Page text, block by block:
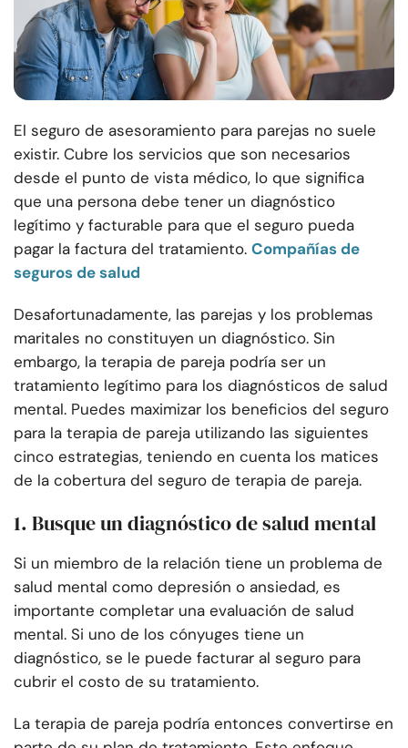
El seguro de asesoramiento para parejas no suele
existir. Cubre los servicios que son necesarios
desde el punto de vista médico, lo que significa
que una persona debe tener un diagnóstico
legítimo y facturable para que el seguro pueda
pagar la factura del tratamiento. Compañías de
seguros de salud
Desafortunadamente, las parejas y los problemas
maritales no constituyen un diagnóstico. Sin
embargo, la terapia de pareja podría ser un
tratamiento legítimo para los diagnósticos de salud
mental. Puedes maximizar los beneficios del seguro
para la terapia de pareja utilizando las siguientes
cinco estrategias, teniendo en cuenta los matices
de la cobertura del seguro de terapia de pareja.
1. Busque un diagnóstico de salud mental
Si un miembro de la relación tiene un problema de
salud mental como depresión o ansiedad, es
importante completar una evaluación de salud
mental. Si uno de los cónyuges tiene un
diagnóstico, se le puede facturar al seguro para
cubrir el costo de su tratamiento.
La terapia de pareja podría entonces convertirse en